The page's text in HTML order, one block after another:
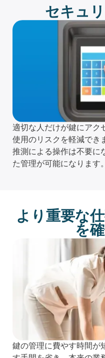
セキュ
適切な人だけが鍵にアク
使用のリスクを軽減でき
推測による操作は不要に
た管理が可能になります。
より重要な
を
鍵の管理に費やす時間が